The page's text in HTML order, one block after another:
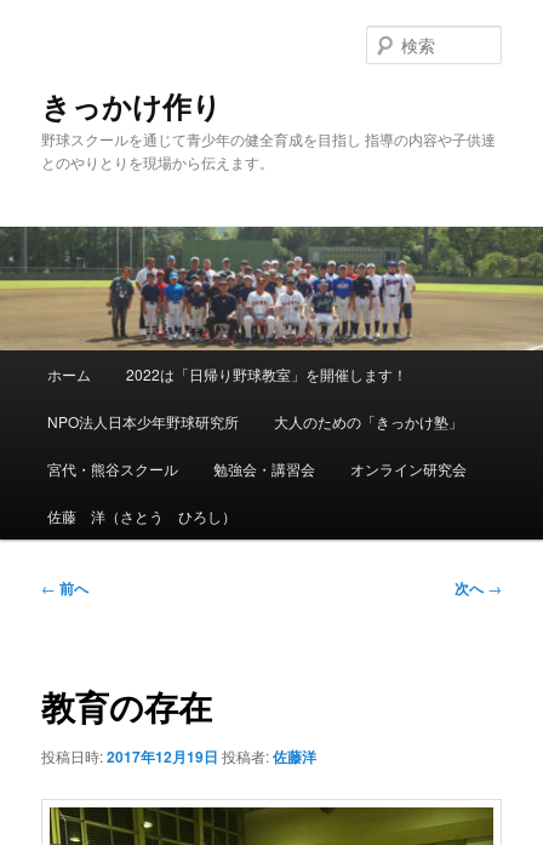
移
動
きっかけ作り
野球スクールを通じて青少年の健全育成を目指し 指導の内容や子供達
とのやりとりを現場から伝えます。
索
ホーム 2022は「日帰り野球教室」を開催します！
NPO法人日本少年野球研究所 大人のための「きっかけ塾」
宮代・熊谷スクール 勉強会・講習会 オンライン研究会
佐藤 洋（さとう ひろし）
投
ゲ
ー
ョ
← 前へ 次へ→
教育の存在
投稿日時:2017年12月19日 投稿者:佐藤洋